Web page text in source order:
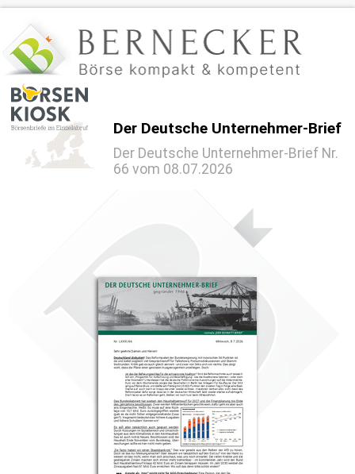
Der Deutsche Unternehmer-Brief
Der Deutsche Unternehmer-Brief Nr.
66 vom 08.07.2026